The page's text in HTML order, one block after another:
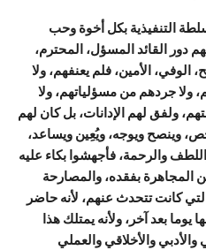
التنفيذية بكل أخوة وحب
دور القائد المسؤل، المحترم،
الأمين، فلم يعنفهم، ولا
ولا جردهم من مسؤلياتهم، ولا
ولفق لهم الإدانات، بل كان لهم
وينصح ويوجه، ويُعِين ويساعد،
والرحمة، فأجهشوا بكاء عليه
المجاهرة بفقده، والمصارحة
كانت تتحدث عنهم، لأنه حاضر
يوما بعد آخر، ولأنه يمتلك هذا
والأدبي والأخلاقي والعملي